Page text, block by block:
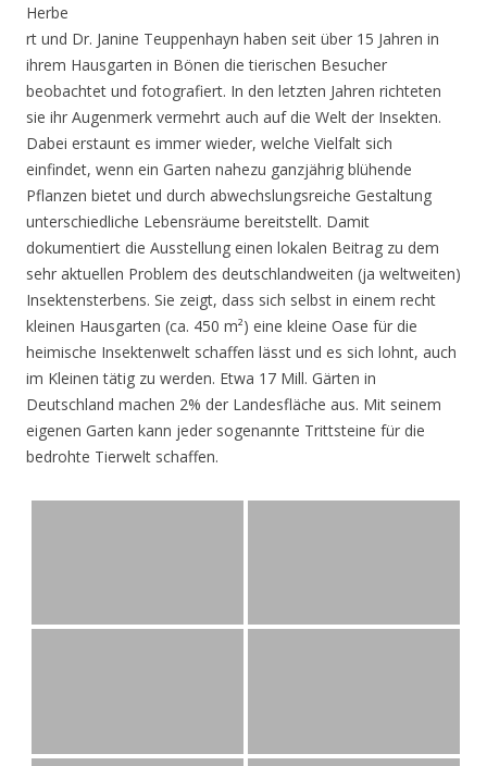
Herbe
rt und Dr. Janine Teuppenhayn haben seit über 15 Jahren in
ihrem Hausgarten in Bönen die tierischen Besucher
beobachtet und fotografiert. In den letzten Jahren richteten
sie ihr Augenmerk vermehrt auch auf die Welt der Insekten.
Dabei erstaunt es immer wieder, welche Vielfalt sich
einfindet, wenn ein Garten nahezu ganzjährig blühende
Pflanzen bietet und durch abwechslungsreiche Gestaltung
unterschiedliche Lebensräume bereitstellt. Damit
dokumentiert die Ausstellung einen lokalen Beitrag zu dem
sehr aktuellen Problem des deutschlandweiten (ja weltweiten)
Insektensterbens. Sie zeigt, dass sich selbst in einem recht
kleinen Hausgarten (ca. 450 m²) eine kleine Oase für die
heimische Insektenwelt schaffen lässt und es sich lohnt, auch
im Kleinen tätig zu werden. Etwa 17 Mill. Gärten in
Deutschland machen 2% der Landesfläche aus. Mit seinem
eigenen Garten kann jeder sogenannte Trittsteine für die
bedrohte Tierwelt schaffen.